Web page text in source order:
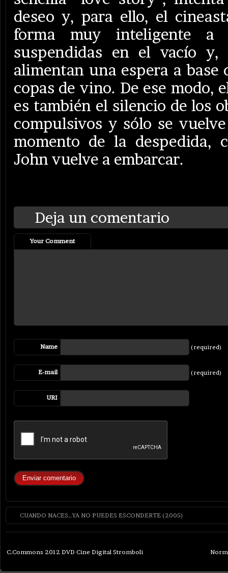
deseo y, para ello, el
forma muy inteligente a
suspendidas en el vacío y,
alimentan una espera a base
copas de vino. De ese modo,
es también el silencio de los
compulsivos y sólo se
momento de la despedida,
John vuelve a embarcar.
Deja un comentario
Your Comment
Name (required)
E-mail (required)
URI
CUANDO NACES…YA NO PUEDES ESCONDERTE (2005)
C.Commons 2012 DVD Cine Digital Stromboli